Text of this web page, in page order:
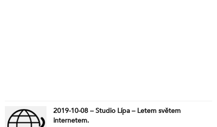
2019-10-08 – Studio Lípa – Letem světem
internetem.